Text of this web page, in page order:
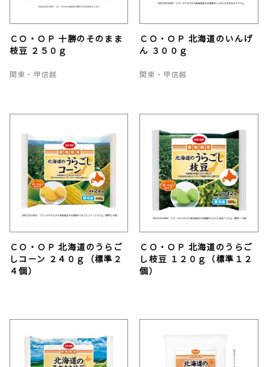
ＣＯ・ＯＰ 十勝のそのまま
枝豆 ２５０ｇ
関東・甲信越
ＣＯ・ＯＰ 北海道のいんげ
ん ３００ｇ
関東・甲信越
ＣＯ・ＯＰ 北海道のうらご
しコーン ２４０ｇ（標準２
４個）
ＣＯ・ＯＰ 北海道のうらご
し枝豆 １２０ｇ（標準１２
個）